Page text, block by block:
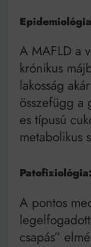
A MAFLD a
krónikus
lakosság
összefügg a
es típusú
metabolikus
A pontos
csapás”